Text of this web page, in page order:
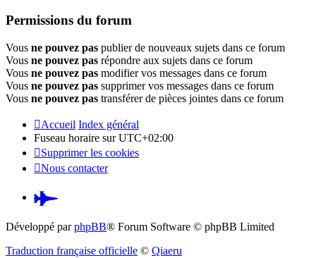
Permissions du forum
Vous ne pouvez pas publier de nouveaux sujets dans ce forum
Vous ne pouvez pas répondre aux sujets dans ce forum
Vous ne pouvez pas modifier vos messages dans ce forum
Vous ne pouvez pas supprimer vos messages dans ce forum
Vous ne pouvez pas transférer de pièces jointes dans ce forum
Accueil Index général
Fuseau horaire surUTC+02:00
Supprimer les cookies
Nous contacter
Pardus.at
(S’ouvre
Développé parphpBB® Forum Software © phpBB Limited
Traduction française officielle © Qiaeru